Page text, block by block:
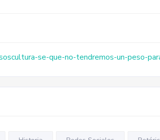
se-que-no-tendremos-un-peso-